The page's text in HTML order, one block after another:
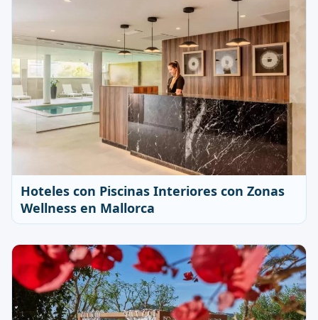
Hoteles con Piscinas Interiores con Zonas
Wellness en Mallorca